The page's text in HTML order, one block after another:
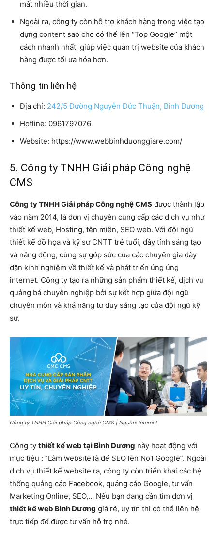
mất nhiều thời gian.
Ngoài ra, công ty còn hỗ trợ khách hàng trong việc tạo
dựng content sao cho có thể lên “Top Google” một
cách nhanh nhất, giúp việc quản trị website của khách
hàng được tối ưa hóa hơn.
Thông tin liên hệ
Địa chỉ: 242/5 Đường Nguyễn Đức Thuận, Bình Dương
Hotline: 0961797076
Website: https://www.webbinhduonggiare.com/
5. Công ty TNHH Giải pháp Công nghệ
CMS
Công ty TNHH Giải pháp Công nghệ CMS được thành lập
vào năm 2014, là đơn vị chuyên cung cấp các dịch vụ như
thiết kế web, Hosting, tên miền, SEO web. Với đội ngũ
thiết kế đồ họa và kỹ sư CNTT trẻ tuổi, đầy tính sáng tạo
và năng động, cùng sự góp sức của các chuyên gia dày
dặn kinh nghiệm về thiết kế và phát triển ứng ứng
internet. Công ty tạo ra những sản phẩm thiết kế, dịch vụ
quảng bá chuyên nghiệp bởi sự kết hợp giữa đội ngũ
chuyên môn và khả năng tư duy sáng tạo của đội ngũ kỹ
sư.
Công ty TNHH Giải pháp Công nghệ CMS | Nguồn: Internet
Công ty thiết kế web tại Bình Dương này hoạt động với
mục tiệu : “Làm website là để SEO lên No1 Google”. Ngoài
dịch vụ thiết kế website ra, công ty còn triển khai các hệ
thống quảng cáo Facebook, quảng cáo Google, tư vấn
Marketing Online, SEO,… Nếu bạn đang cần tìm đơn vị
thiết kế web Bình Dương giá rẻ, uy tín thì có thể liên hệ
trực tiếp để được tư vấn hỗ trọ nhé.